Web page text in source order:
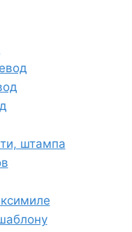
штампа